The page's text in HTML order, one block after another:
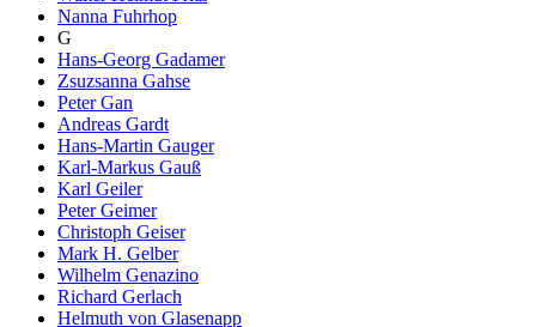
Nanna Fuhrhop
G
Hans-Georg Gadamer
Zsuzsanna Gahse
Peter Gan
Andreas Gardt
Hans-Martin Gauger
Karl-Markus Gauß
Karl Geiler
Peter Geimer
Christoph Geiser
Mark H. Gelber
Wilhelm Genazino
Richard Gerlach
Helmuth von Glasenapp